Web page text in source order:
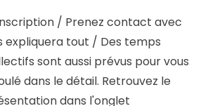
/ Prenez contact avec
expliquera tout / Des temps
sont aussi prévus pour vous
dans le détail. Retrouvez le
dans l'onglet